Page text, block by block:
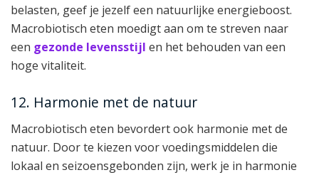
belasten, geef je jezelf een natuurlijke energieboost.
Macrobiotisch eten moedigt aan om te streven naar
een gezonde levensstijl en het behouden van een
hoge vitaliteit.
12. Harmonie met de natuur
Macrobiotisch eten bevordert ook harmonie met de
natuur. Door te kiezen voor voedingsmiddelen die
lokaal en seizoensgebonden zijn, werk je in harmonie